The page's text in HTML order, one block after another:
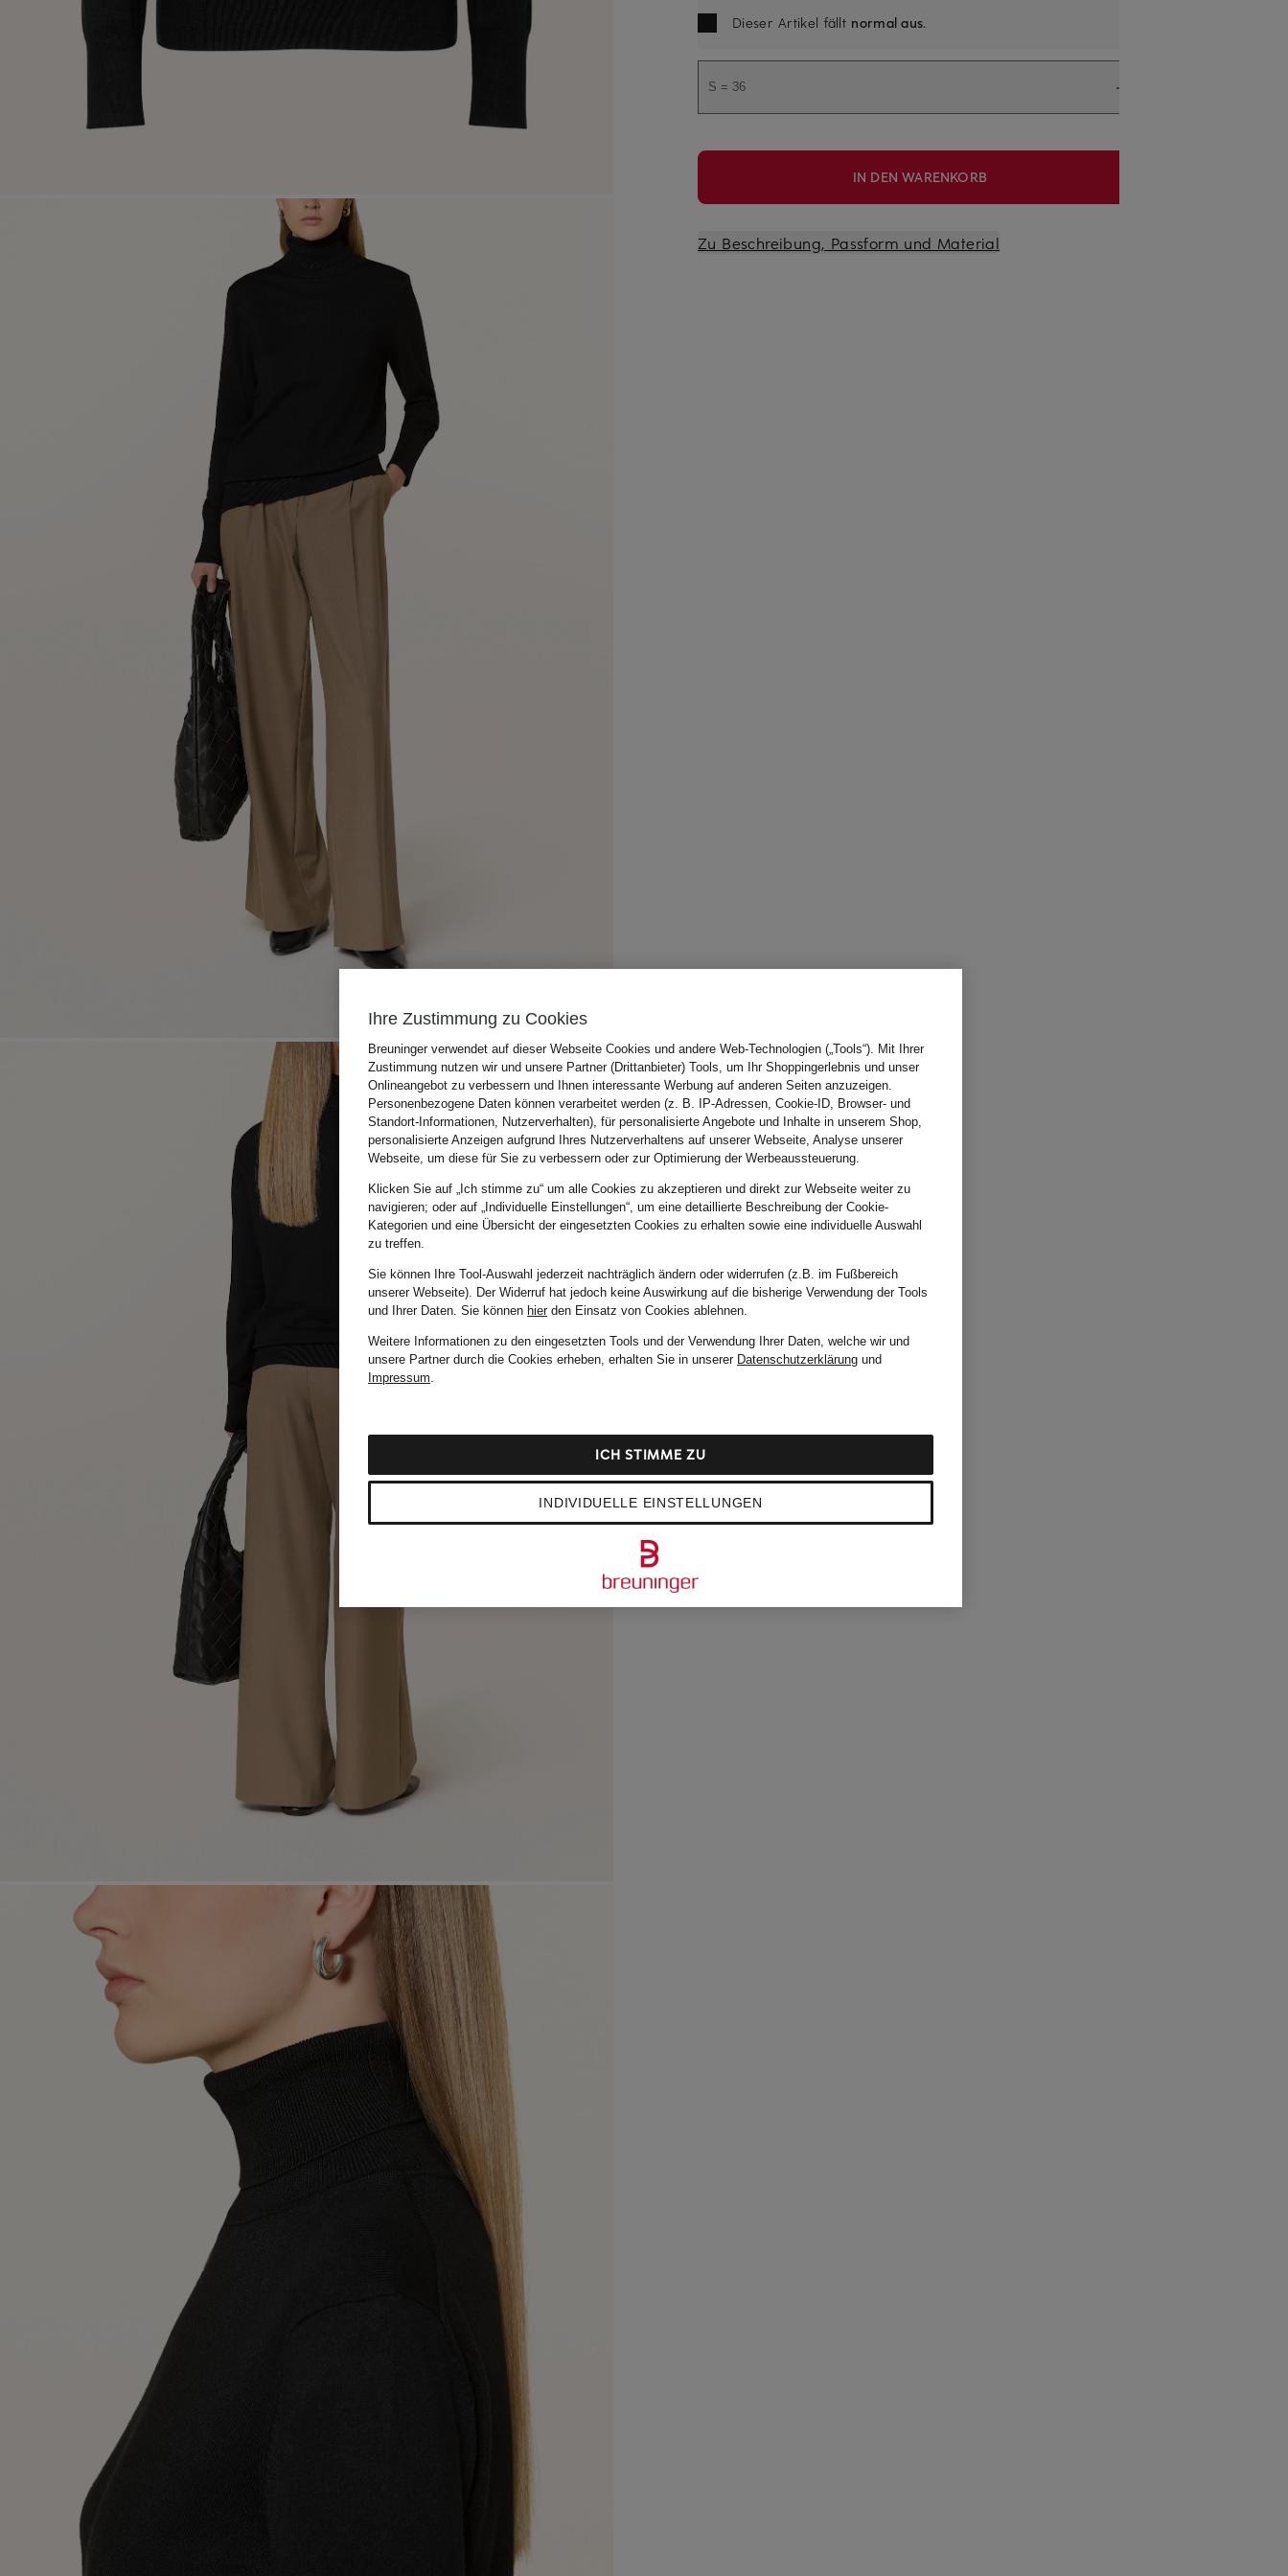
Dieser Artikel fällt normal aus.
S = 36
IN DEN WARENKORB
Zu Beschreibung, Passform und Material
Ihre Zustimmung zu Cookies
Breuninger verwendet auf dieser Webseite Cookies und andere Web-Technologien („Tools“). Mit Ihrer
Zustimmung nutzen wir und unsere Partner (Drittanbieter) Tools, um Ihr Shoppingerlebnis und unser
Onlineangebot zu verbessern und Ihnen interessante Werbung auf anderen Seiten anzuzeigen.
Personenbezogene Daten können verarbeitet werden (z. B. IP-Adressen, Cookie-ID, Browser- und
Standort-Informationen, Nutzerverhalten), für personalisierte Angebote und Inhalte in unserem Shop,
personalisierte Anzeigen aufgrund Ihres Nutzerverhaltens auf unserer Webseite, Analyse unserer
Webseite, um diese für Sie zu verbessern oder zur Optimierung der Werbeaussteuerung.
Klicken Sie auf „Ich stimme zu“ um alle Cookies zu akzeptieren und direkt zur Webseite weiter zu
navigieren; oder auf „Individuelle Einstellungen“, um eine detaillierte Beschreibung der Cookie-
Kategorien und eine Übersicht der eingesetzten Cookies zu erhalten sowie eine individuelle Auswahl
zu treffen.
Sie können Ihre Tool-Auswahl jederzeit nachträglich ändern oder widerrufen (z.B. im Fußbereich
unserer Webseite). Der Widerruf hat jedoch keine Auswirkung auf die bisherige Verwendung der Tools
und Ihrer Daten. Sie können hierden Einsatz von Cookies ablehnen.
Weitere Informationen zu den eingesetzten Tools und der Verwendung Ihrer Daten, welche wir und
unsere Partner durch die Cookies erheben, erhalten Sie in unserer Datenschutzerklärung und
Impressum.
INDIVIDUELLE EINSTELLUNGEN
ICH STIMME ZU